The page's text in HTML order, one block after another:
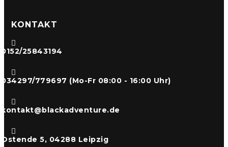
KONTAKT

0152/25843194

034297/779697 (Mo-Fr 08:00 - 16:00 Uhr)

kontakt@blackadventure.de

Ostende 5, 04288 Leipzig